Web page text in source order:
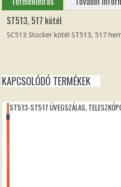
ST513, 517 kötél
SC513 Stocker kötél ST513, 517
KAPCSOLÓDÓ TERMÉKEK
ST513-ST517 ÜVEGSZÁLAS,